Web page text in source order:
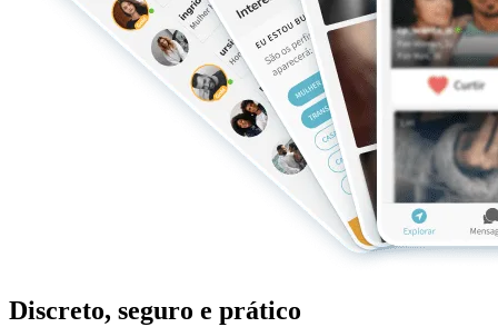
Discreto, seguro e prático